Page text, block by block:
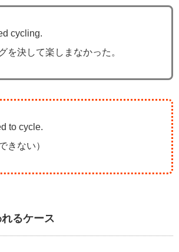
cycling.
を決して楽しまなかった。
to cycle.
きない）
るケース